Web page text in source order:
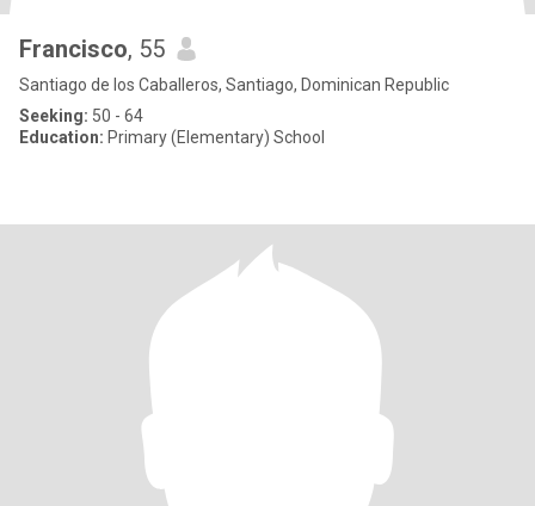
Francisco, 55
Santiago de los Caballeros, Santiago, Dominican Republic
Seeking: 50 - 64
Education: Primary (Elementary) School